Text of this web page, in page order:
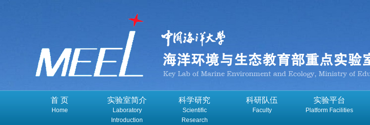
首 页
Home
实验室简介
Laboratory
Introduction
科学研究
Scientific
Research
科研队伍
Faculty
实验平台
Platform Facilities